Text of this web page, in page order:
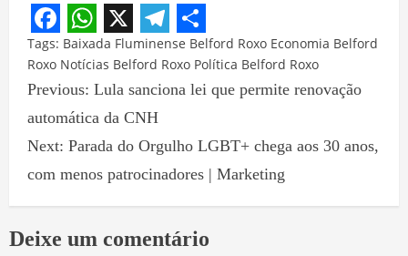
Facebook
WhatsApp
X Telegram
Share
Tags: Baixada Fluminense Belford Roxo Economia Belford
Roxo Notícias Belford Roxo Política Belford Roxo
Previous: Lula sanciona lei que permite renovação
automática da CNH
Next: Parada do Orgulho LGBT+ chega aos 30 anos,
com menos patrocinadores | Marketing
Deixe um comentário